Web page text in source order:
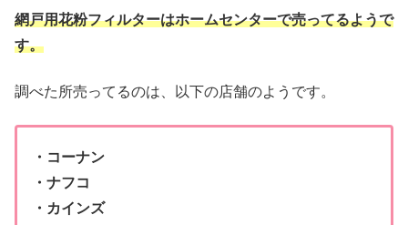
網戸用花粉フィルターはホームセンターで売ってるようで
す。
調べた所売ってるのは、以下の店舗のようです。
・コーナン
・ナフコ
・カインズ